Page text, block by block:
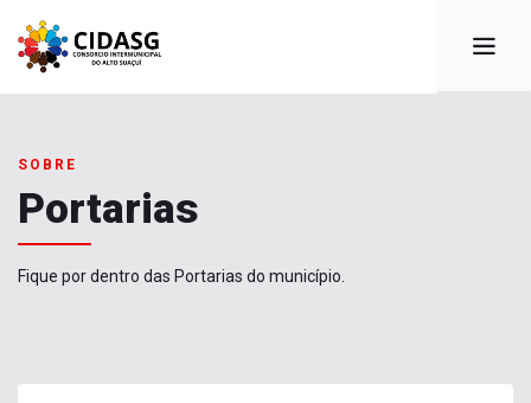
SOBRE
Portarias
Fique por dentro das Portarias do município.